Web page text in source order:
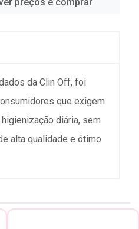
da Clin Off, foi
que exigem
diária, sem
alta qualidade e ótimo